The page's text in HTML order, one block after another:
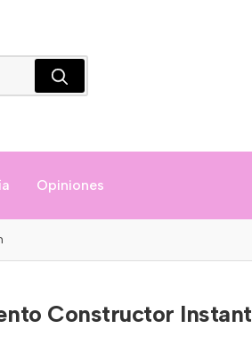
Opiniones
Constructor